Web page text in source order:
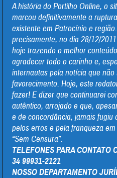
A história do Portilho Online, o
marcou definitivamente a
existente em Patrocínio e
precisamente, no dia 28/12/
hoje trazendo o melhor
agradecer todo o carinho e,
internautas pela notícia que
favorecimento. Hoje, este
fazer! E dizer que continuarei
autêntico, arrojado e que,
e de concordância, jamais fugiu
pelos erros e pela franqueza
“Sem Censura”.
TELEFONES PARA CONTATO
34 99931-2121
NOSSO DEPARTAMENTO